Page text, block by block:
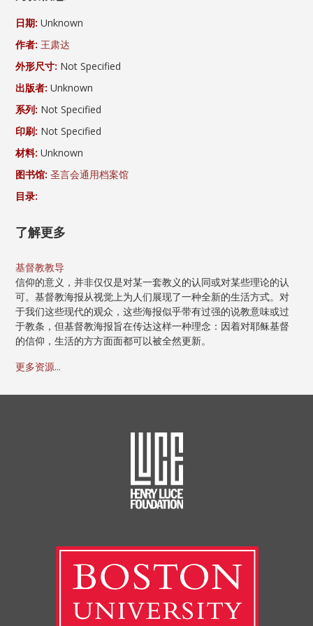
日期: Unknown
作者: 王肃达
外形尺寸: Not Specified
出版者: Unknown
系列: Not Specified
印刷: Not Specified
材料: Unknown
图书馆: 圣言会通用档案馆
目录:
了解更多
基督教教导
信仰的意义，并非仅仅是对某一套教义的认同或对某些理论的认
可。基督教海报从视觉上为人们展现了一种全新的生活方式。对
于我们这些现代的观众，这些海报似乎带有过强的说教意味或过
于教条，但基督教海报旨在传达这样一种理念：因着对耶稣基督
的信仰，生活的方方面面都可以被全然更新。
更多资源...